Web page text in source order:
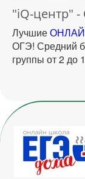
"iQ-центр"
Лучшие
ОГЭ! Средний
группы от 2 до